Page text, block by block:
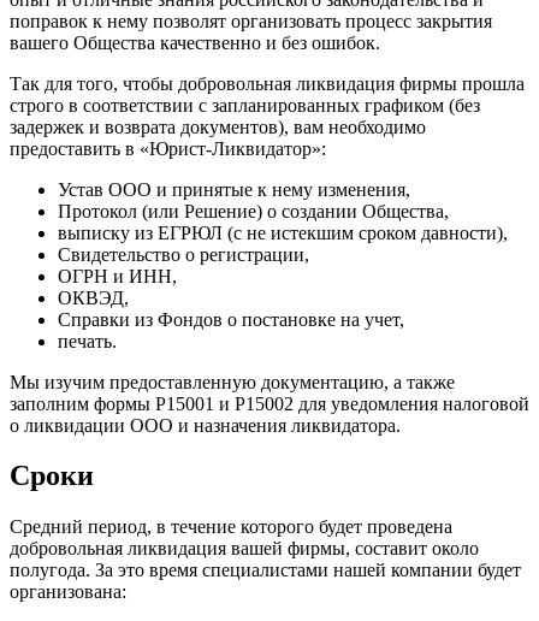
поправок к нему позволят организовать процесс закрытия
вашего Общества качественно и без ошибок.
Так для того, чтобы добровольная ликвидация фирмы прошла
строго в соответствии с запланированных графиком (без
задержек и возврата документов), вам необходимо
предоставить в «Юрист-Ликвидатор»:
Устав ООО и принятые к нему изменения,
Протокол (или Решение) о создании Общества,
выписку из ЕГРЮЛ (с не истекшим сроком давности),
Свидетельство о регистрации,
ОГРН и ИНН,
ОКВЭД,
Справки из Фондов о постановке на учет,
печать.
Мы изучим предоставленную документацию, а также
заполним формы Р15001 и Р15002 для уведомления налоговой
о ликвидации ООО и назначения ликвидатора.
Сроки
Средний период, в течение которого будет проведена
добровольная ликвидация вашей фирмы, составит около
полугода. За это время специалистами нашей компании будет
организована: